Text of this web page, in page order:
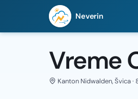
Neverin
Vreme
Kanton Nidwalden, Švica ·